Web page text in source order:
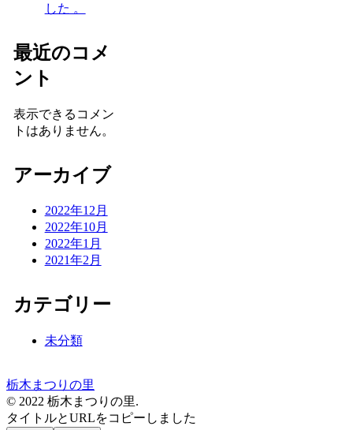
した 。
最近のコメ
ント
表示できるコメン
トはありません。
アーカイブ
2022年12月
2022年10月
2022年1月
2021年2月
カテゴリー
未分類
栃木まつりの里
© 2022 栃木まつりの里.
タイトルとURLをコピーしました